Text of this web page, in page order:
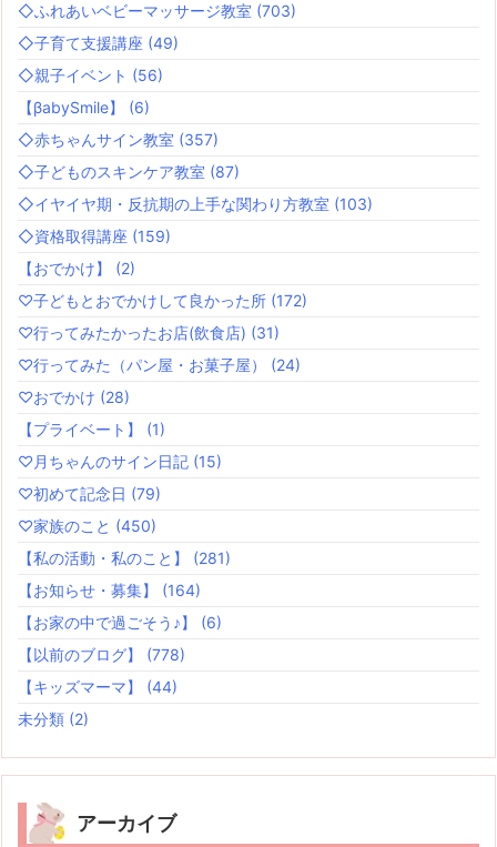
◇ふれあいベビーマッサージ教室 (703)
◇子育て支援講座 (49)
◇親子イベント (56)
【βabySmile】 (6)
◇赤ちゃんサイン教室 (357)
◇子どものスキンケア教室 (87)
◇イヤイヤ期・反抗期の上手な関わり方教室 (103)
◇資格取得講座 (159)
【おでかけ】 (2)
♡子どもとおでかけして良かった所 (172)
♡行ってみたかったお店(飲食店) (31)
♡行ってみた（パン屋・お菓子屋） (24)
♡おでかけ (28)
【プライベート】 (1)
♡月ちゃんのサイン日記 (15)
♡初めて記念日 (79)
♡家族のこと (450)
【私の活動・私のこと】 (281)
【お知らせ・募集】 (164)
【お家の中で過ごそう♪】 (6)
【以前のブログ】 (778)
【キッズマーマ】 (44)
未分類 (2)
アーカイブ